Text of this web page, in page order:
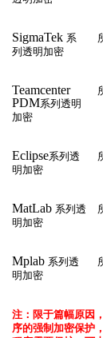
SigmaTek 系
列透明加密
Teamcenter
PDM系列透明
加密
Eclipse系列透
明加密
MatLab 系列透
明加密
Mplab 系列透
明加密
注：限于篇幅原因
序的强制加密保护